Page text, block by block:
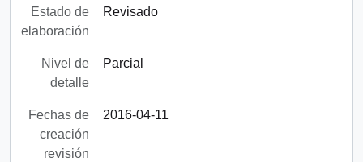
Estado de
elaboración
Revisado
Nivel de
detalle
Parcial
Fechas de
creación
revisión
2016-04-11